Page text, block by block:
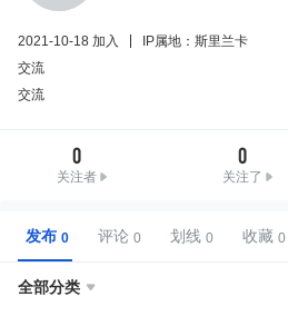
2021-10-18 加入
IP属地：斯里兰卡
交流
交流
0
关注者
0
关注了
发布 评论 划线 收藏
全部分类 